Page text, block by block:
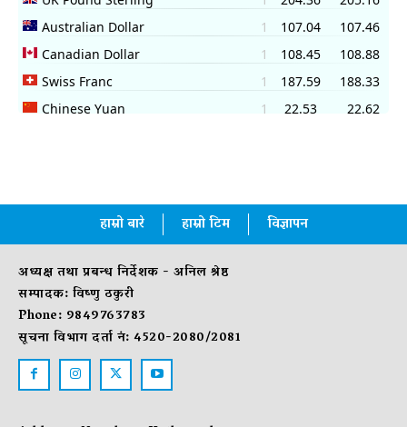
हाम्रो बारे हाम्रो टिम विज्ञापन
अध्यक्ष तथा प्रबन्ध निर्देशक - अनिल श्रेष्ठ
सम्पादक: विष्णु ठकुरी
Phone: 9849763783
सूचना विभाग दर्ता नं: 4520-2080/2081